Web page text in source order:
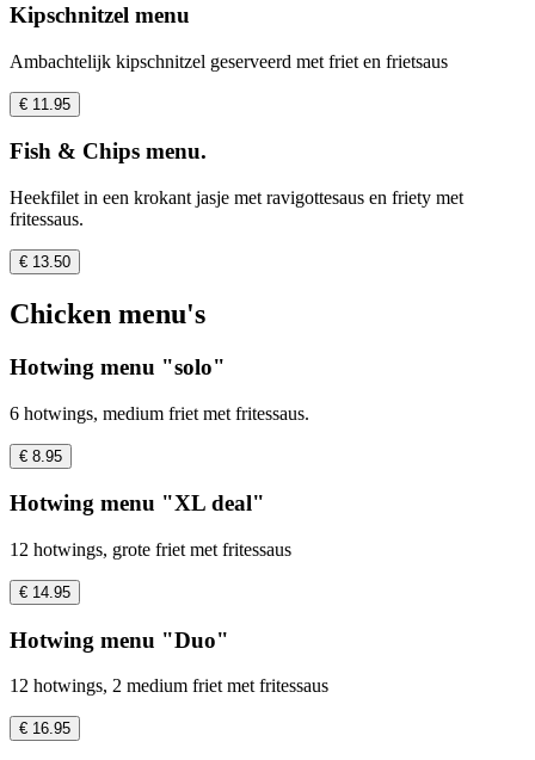
Kipschnitzel menu
Ambachtelijk kipschnitzel geserveerd met friet en frietsaus
€ 11.95
Fish & Chips menu.
Heekfilet in een krokant jasje met ravigottesaus en friety met
fritessaus.
€ 13.50
Chicken menu's
Hotwing menu "solo"
6 hotwings, medium friet met fritessaus.
€ 8.95
Hotwing menu "XL deal"
12 hotwings, grote friet met fritessaus
€ 14.95
Hotwing menu "Duo"
12 hotwings, 2 medium friet met fritessaus
€ 16.95